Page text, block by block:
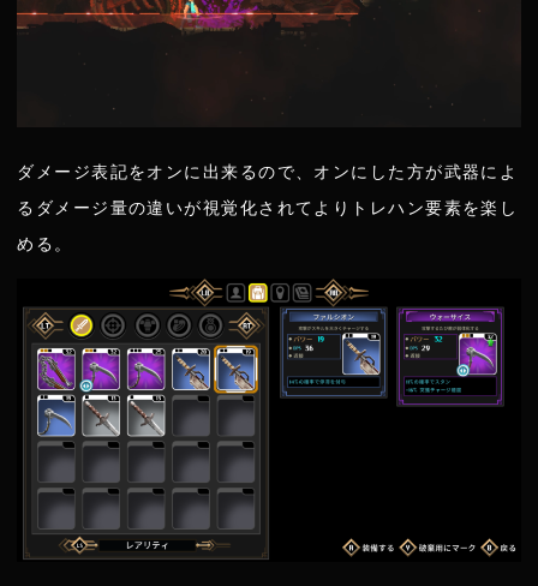
ダメージ表記をオンに出来るので、オンにした方が武器によ
るダメージ量の違いが視覚化されてよりトレハン要素を楽し
める。